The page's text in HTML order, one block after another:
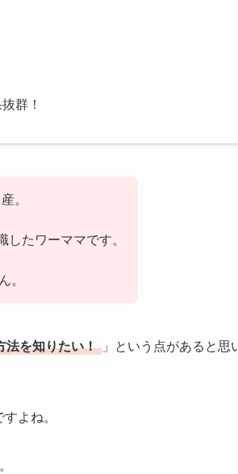
群！
。
たワーママです。
。
法を知りたい！ 」という点があると思
よね。